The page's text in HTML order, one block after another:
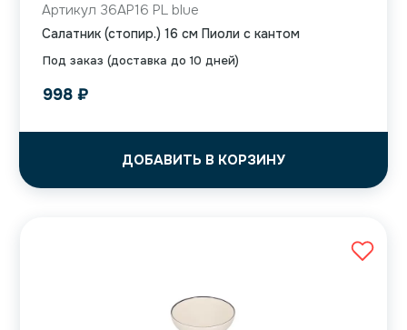
Под заказ (доставка до 10 дней)
Артикул 36AP16 PL blue
Салатник (стопир.) 16 см Пиоли с кантом
998 ₽
ДОБАВИТЬ В КОРЗИНУ